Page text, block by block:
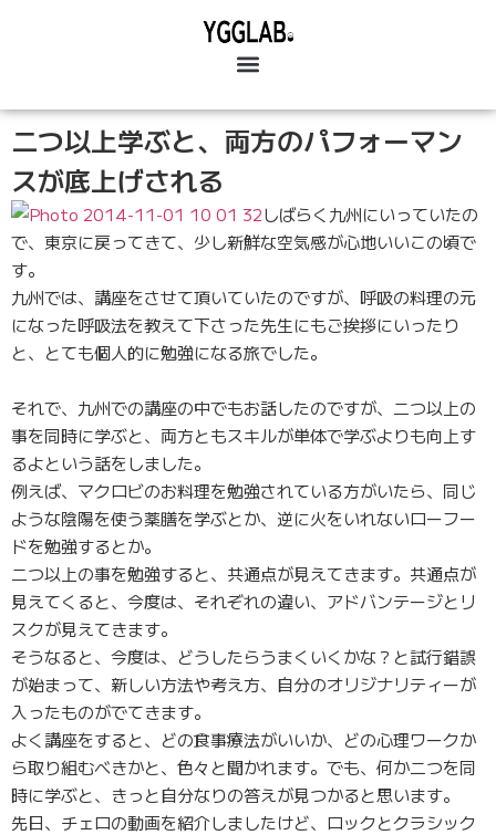
二つ以上学ぶと、両方のパフォーマン
スが底上げされる
しばらく九州にいっていたの
で、東京に戻ってきて、少し新鮮な空気感が心地いいこの頃で
す。
九州では、講座をさせて頂いていたのですが、呼吸の料理の元
になった呼吸法を教えて下さった先生にもご挨拶にいったり
と、とても個人的に勉強になる旅でした。
それで、九州での講座の中でもお話したのですが、二つ以上の
事を同時に学ぶと、両方ともスキルが単体で学ぶよりも向上す
るよという話をしました。
例えば、マクロビのお料理を勉強されている方がいたら、同じ
ような陰陽を使う薬膳を学ぶとか、逆に火をいれないローフー
ドを勉強するとか。
二つ以上の事を勉強すると、共通点が見えてきます。共通点が
見えてくると、今度は、それぞれの違い、アドバンテージとリ
スクが見えてきます。
そうなると、今度は、どうしたらうまくいくかな？と試行錯誤
が始まって、新しい方法や考え方、自分のオリジナリティーが
入ったものがでてきます。
よく講座をすると、どの食事療法がいいか、どの心理ワークか
ら取り組むべきかと、色々と聞かれます。でも、何か二つを同
時に学ぶと、きっと自分なりの答えが見つかると思います。
先日、チェロの動画を紹介しましたけど、ロックとクラシック